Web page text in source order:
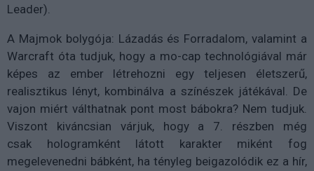
Leader).
A Majmok bolygója: Lázadás és Forradalom, valamint a
Warcraft óta tudjuk, hogy a mo-cap technológiával már
képes az ember létrehozni egy teljesen életszerű,
realisztikus lényt, kombinálva a színészek játékával. De
vajon miért válthatnak pont most bábokra? Nem tudjuk.
Viszont kiváncsian várjuk, hogy a 7. részben még
csak hologramként látott karakter miként fog
megelevenedni bábként, ha tényleg beigazolódik ez a hír,